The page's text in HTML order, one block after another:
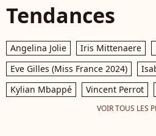
Tendances
Angelina Jolie Iris Mittenaere
Eve Gilles (Miss France 2024)
Kylian Mbappé
Vincent Perrot
VOIR TOUS LES